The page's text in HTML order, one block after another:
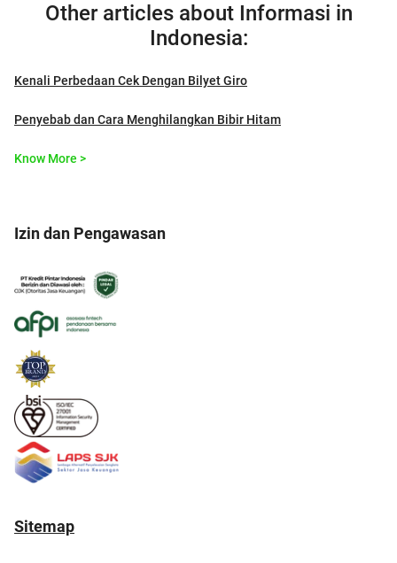
Other articles about Informasi in
Indonesia:
Kenali Perbedaan Cek Dengan Bilyet Giro
Penyebab dan Cara Menghilangkan Bibir Hitam
Know More >
Izin dan Pengawasan
Sitemap